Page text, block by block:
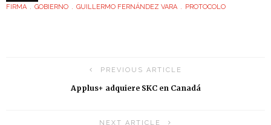
FIRMA
GOBIERNO GUILLERMO FERNÁNDEZ VARA PROTOCOLO
PREVIOUS ARTICLE
Applus+ adquiere SKC en Canadá
NEXT ARTICLE